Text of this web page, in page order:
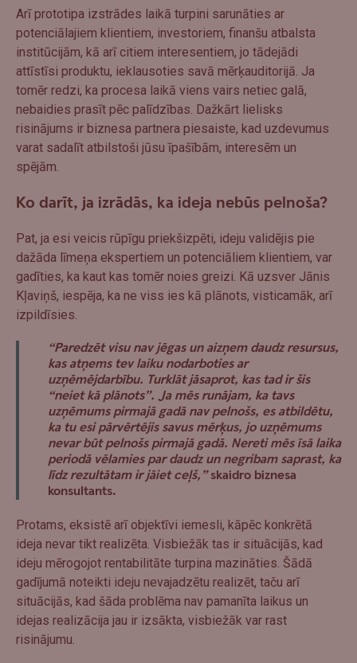
Arī prototipa izstrādes laikā turpini sarunāties ar
potenciālajiem klientiem, investoriem, finanšu atbalsta
institūcijām, kā arī citiem interesentiem, jo tādejādi
attīstīsi produktu, ieklausoties savā mērķauditorijā. Ja
tomēr redzi, ka procesa laikā viens vairs netiec galā,
nebaidies prasīt pēc palīdzības. Dažkārt lielisks
risinājums ir biznesa partnera piesaiste, kad uzdevumus
varat sadalīt atbilstoši jūsu īpašībām, interesēm un
spējām.
Ko darīt, ja izrādās, ka ideja nebūs pelnoša?
Pat, ja esi veicis rūpīgu priekšizpēti, ideju validējis pie
dažāda līmeņa ekspertiem un potenciāliem klientiem, var
gadīties, ka kaut kas tomēr noies greizi. Kā uzsver Jānis
Kļaviņš, iespēja, ka ne viss ies kā plānots, visticamāk, arī
izpildīsies.
“Paredzēt visu nav jēgas un aizņem daudz resursus,
kas atņems tev laiku nodarboties ar
uzņēmējdarbību. Turklāt jāsaprot, kas tad ir šis
“neiet kā plānots”. Ja mēs runājam, ka tavs
uzņēmums pirmajā gadā nav pelnošs, es atbildētu,
ka tu esi pārvērtējis savus mērķus, jo uzņēmums
nevar būt pelnošs pirmajā gadā. Nereti mēs īsā laika
periodā vēlamies par daudz un negribam saprast, ka
līdz rezultātam ir jāiet ceļš,”skaidro biznesa
konsultants.
Protams, eksistē arī objektīvi iemesli, kāpēc konkrētā
ideja nevar tikt realizēta. Visbiežāk tas ir situācijās, kad
ideju mērogojot rentabilitāte turpina mazināties. Šādā
gadījumā noteikti ideju nevajadzētu realizēt, taču arī
situācijās, kad šāda problēma nav pamanīta laikus un
idejas realizācija jau ir izsākta, visbiežāk var rast
risinājumu.